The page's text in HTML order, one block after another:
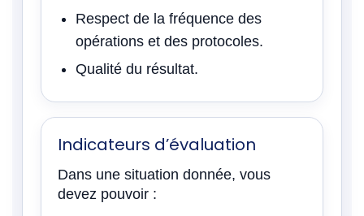
Respect de la fréquence des
opérations et des protocoles.
Qualité du résultat.
Indicateurs d’évaluation
Dans une situation donnée, vous
devez pouvoir :